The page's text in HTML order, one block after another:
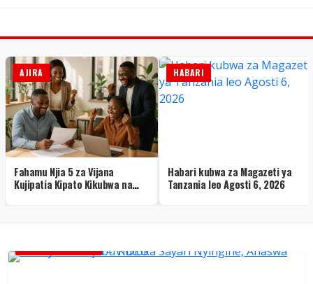
AJIRA
Fahamu Njia 5 za Vijana
Kujipatia Kipato Kikubwa na
HABARI
Habari kubwa za Magazeti ya
Tanzania leo Agosti 6, 2026